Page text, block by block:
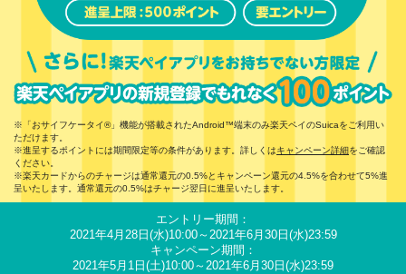
「おサイフケータイ®」機能が搭載されたAndroid™端末のみ楽天ペイのSuicaをご利用い
ただけます。
進呈するポイントには期間限定等の条件があります。詳しくはキャンペーン詳細をご確認
ください。
楽天カードからのチャージは通常還元の0.5%とキャンペーン還元の4.5%を合わせて5%進
呈いたします。通常還元の0.5%はチャージ翌日に進呈いたします。
エントリー期間：
2021年4月28日(水)10:00～2021年6月30日(水)23:59
キャンペーン期間：
2021年5月1日(土)10:00～2021年6月30日(水)23:59